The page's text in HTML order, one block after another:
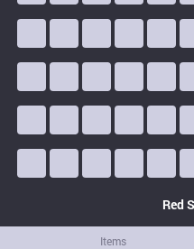
Red
Items